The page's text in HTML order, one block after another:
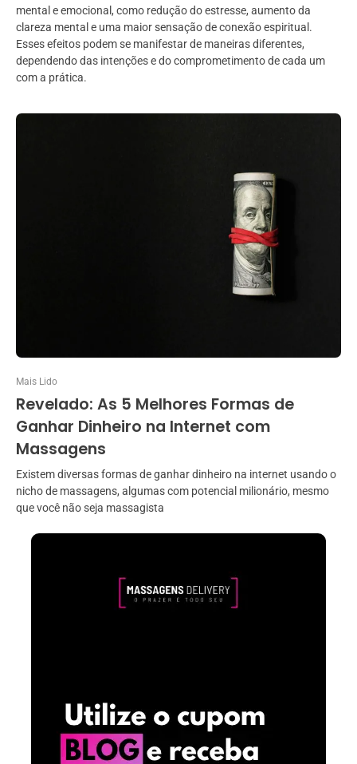
mental e emocional, como redução do estresse, aumento da
clareza mental e uma maior sensação de conexão espiritual.
Esses efeitos podem se manifestar de maneiras diferentes,
dependendo das intenções e do comprometimento de cada um
com a prática.
Mais Lido
Revelado: As 5 Melhores Formas de
Ganhar Dinheiro na Internet com
Massagens
Existem diversas formas de ganhar dinheiro na internet usando o
nicho de massagens, algumas com potencial milionário, mesmo
que você não seja massagista